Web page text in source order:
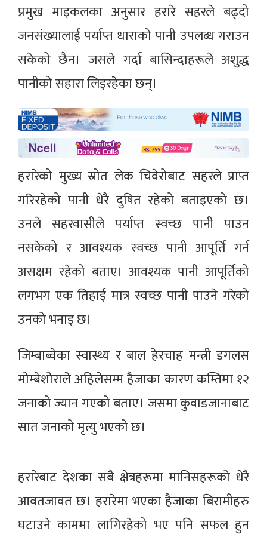
प्रमुख माइकलका अनुसार हरारे सहरले बढ्दो
जनसंख्यालाई पर्याप्त धाराको पानी उपलब्ध गराउन
सकेको छैन। जसले गर्दा बासिन्दाहरूले अशुद्ध
पानीको सहारा लिइरहेका छन्।
हरारेको मुख्य स्रोत लेक चिवेरोबाट सहरले प्राप्त
गरिरहेको पानी धेरै दुषित रहेको बताइएको छ।
उनले सहरवासीले पर्याप्त स्वच्छ पानी पाउन
नसकेको र आवश्यक स्वच्छ पानी आपूर्ति गर्न
असक्षम रहेको बताए। आवश्यक पानी आपूर्तिको
लगभग एक तिहाई मात्र स्वच्छ पानी पाउने गरेको
उनको भनाइ छ।
जिम्बाब्वेका स्वास्थ्य र बाल हेरचाह मन्त्री डगलस
मोम्बेशोराले अहिलेसम्म हैजाका कारण कम्तिमा १२
जनाको ज्यान गएको बताए। जसमा कुवाडजानाबाट
सात जनाको मृत्यु भएको छ।
हरारेबाट देशका सबै क्षेत्रहरूमा मानिसहरूको धेरै
आवतजावत छ। हरारेमा भएका हैजाका बिरामीहरु
घटाउने काममा लागिरहेको भए पनि सफल हुन